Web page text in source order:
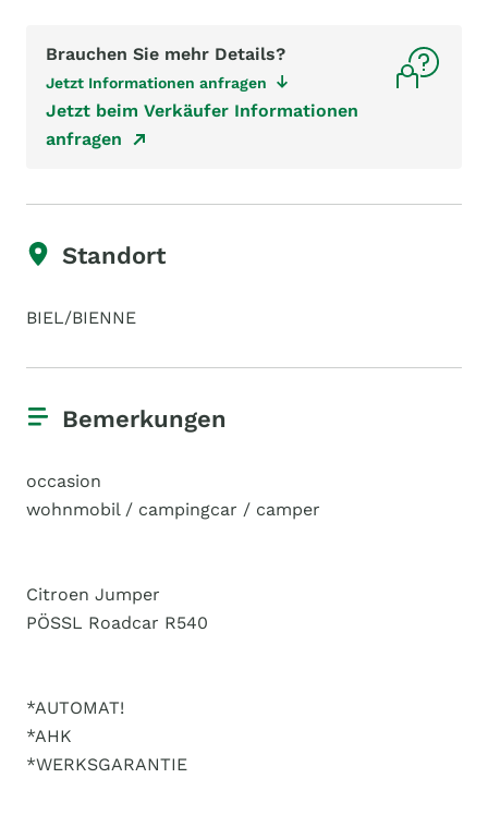
Brauchen Sie mehr Details?
Jetzt Informationen anfragen
Jetzt beim Verkäufer Informationen
anfragen
Standort
BIEL/BIENNE
Bemerkungen
occasion
wohnmobil / campingcar / camper
Citroen Jumper
PÖSSL Roadcar R540
*AUTOMAT!
*AHK
*WERKSGARANTIE